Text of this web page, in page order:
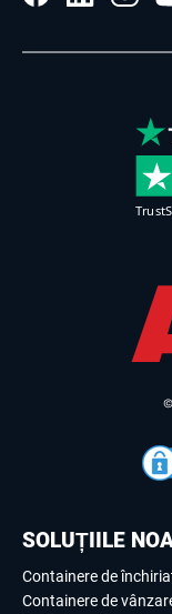
SOLUȚIILE
Containere de
Containere de